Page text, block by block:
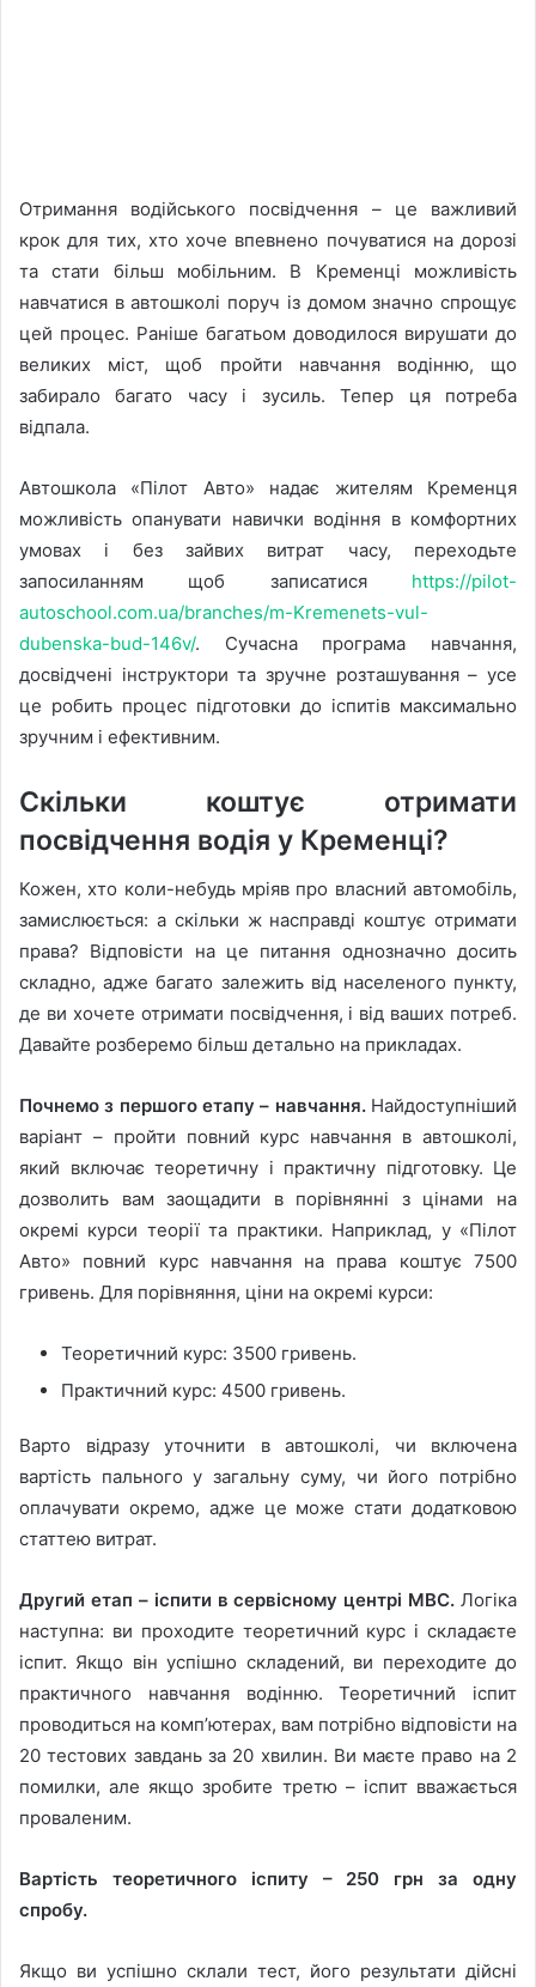
Отримання водійського посвідчення – це важливий
крок для тих, хто хоче впевнено почуватися на дорозі
та стати більш мобільним. В Кременці можливість
навчатися в автошколі поруч із домом значно спрощує
цей процес. Раніше багатьом доводилося вирушати до
великих міст, щоб пройти навчання водінню, що
забирало багато часу і зусиль. Тепер ця потреба
відпала.
Автошкола «Пілот Авто» надає жителям Кременця
можливість опанувати навички водіння в комфортних
умовах і без зайвих витрат часу, переходьте
запосиланням щоб записатися https://pilot-
autoschool.com.ua/branches/m-Kremenets-vul-
dubenska-bud-146v/. Сучасна програма навчання,
досвідчені інструктори та зручне розташування – усе
це робить процес підготовки до іспитів максимально
зручним і ефективним.
Скільки коштує отримати
посвідчення водія у Кременці?
Кожен, хто коли-небудь мріяв про власний автомобіль,
замислюється: а скільки ж насправді коштує отримати
права? Відповісти на це питання однозначно досить
складно, адже багато залежить від населеного пункту,
де ви хочете отримати посвідчення, і від ваших потреб.
Давайте розберемо більш детально на прикладах.
Почнемо з першого етапу – навчання.Найдоступніший
варіант – пройти повний курс навчання в автошколі,
який включає теоретичну і практичну підготовку. Це
дозволить вам заощадити в порівнянні з цінами на
окремі курси теорії та практики. Наприклад, у «Пілот
Авто» повний курс навчання на права коштує 7500
гривень. Для порівняння, ціни на окремі курси:
Теоретичний курс: 3500 гривень.
Практичний курс: 4500 гривень.
Варто відразу уточнити в автошколі, чи включена
вартість пального у загальну суму, чи його потрібно
оплачувати окремо, адже це може стати додатковою
статтею витрат.
Другий етап – іспити в сервісному центрі МВС. Логіка
наступна: ви проходите теоретичний курс і складаєте
іспит. Якщо він успішно складений, ви переходите до
практичного навчання водінню. Теоретичний іспит
проводиться на комп’ютерах, вам потрібно відповісти на
20 тестових завдань за 20 хвилин. Ви маєте право на 2
помилки, але якщо зробите третю – іспит вважається
проваленим.
Вартість теоретичного іспиту – 250 грн за одну
спробу.
Якщо ви успішно склали тест, його результати дійсні